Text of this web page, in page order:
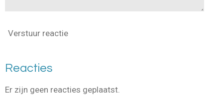
Verstuur reactie
Reacties
Er zijn geen reacties geplaatst.